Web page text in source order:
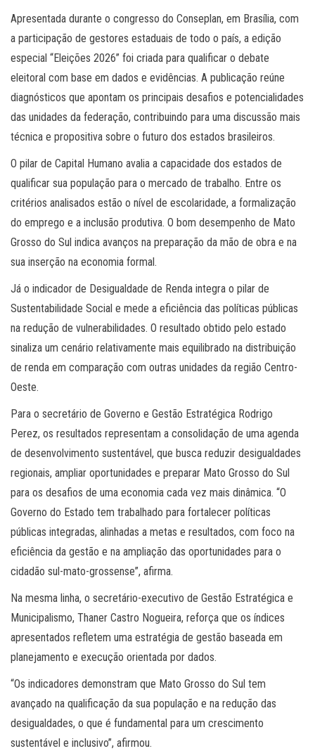
Apresentada durante o congresso do Conseplan, em Brasília, com
a participação de gestores estaduais de todo o país, a edição
especial “Eleições 2026” foi criada para qualificar o debate
eleitoral com base em dados e evidências. A publicação reúne
diagnósticos que apontam os principais desafios e potencialidades
das unidades da federação, contribuindo para uma discussão mais
técnica e propositiva sobre o futuro dos estados brasileiros.
O pilar de Capital Humano avalia a capacidade dos estados de
qualificar sua população para o mercado de trabalho. Entre os
critérios analisados estão o nível de escolaridade, a formalização
do emprego e a inclusão produtiva. O bom desempenho de Mato
Grosso do Sul indica avanços na preparação da mão de obra e na
sua inserção na economia formal.
Já o indicador de Desigualdade de Renda integra o pilar de
Sustentabilidade Social e mede a eficiência das políticas públicas
na redução de vulnerabilidades. O resultado obtido pelo estado
sinaliza um cenário relativamente mais equilibrado na distribuição
de renda em comparação com outras unidades da região Centro-
Oeste.
Para o secretário de Governo e Gestão Estratégica Rodrigo
Perez, os resultados representam a consolidação de uma agenda
de desenvolvimento sustentável, que busca reduzir desigualdades
regionais, ampliar oportunidades e preparar Mato Grosso do Sul
para os desafios de uma economia cada vez mais dinâmica. “O
Governo do Estado tem trabalhado para fortalecer políticas
públicas integradas, alinhadas a metas e resultados, com foco na
eficiência da gestão e na ampliação das oportunidades para o
cidadão sul-mato-grossense”, afirma.
Na mesma linha, o secretário-executivo de Gestão Estratégica e
Municipalismo, Thaner Castro Nogueira, reforça que os índices
apresentados refletem uma estratégia de gestão baseada em
planejamento e execução orientada por dados.
“Os indicadores demonstram que Mato Grosso do Sul tem
avançado na qualificação da sua população e na redução das
desigualdades, o que é fundamental para um crescimento
sustentável e inclusivo”, afirmou.